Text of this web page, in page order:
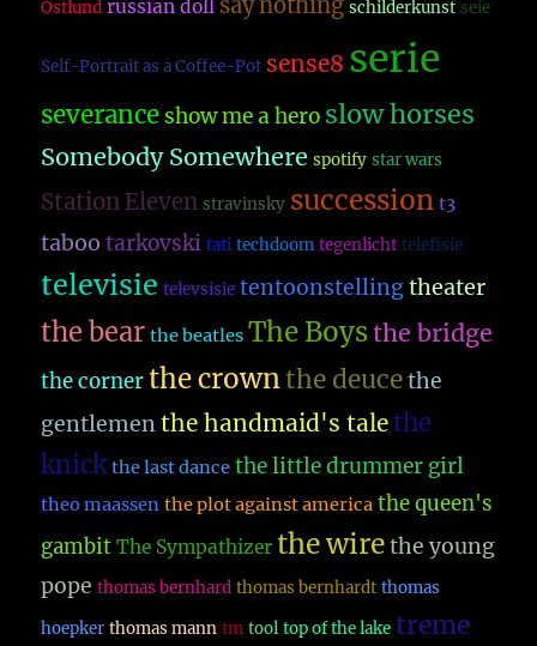
Östlund russian doll say nothing schilderkunst seie
Self-Portrait as a Coffee-Pot sense8 serie
severance show me a hero slow horses
Somebody Somewhere spotify star wars
Station Eleven stravinsky succession t3
taboo tarkovski tati techdoom tegenlicht telefisie
televisie televsisie tentoonstelling theater
the bear the beatles The Boysthe bridge
the corner the crownthe deuce the
gentlemen the handmaid's talethe
knick the last dance the little drummer girl
theo maassen the plot against america the queen's
gambit The Sympathizer the wire the young
pope thomas bernhard thomas bernhardt thomas
hoepker thomas mann tm tool top of the lake treme